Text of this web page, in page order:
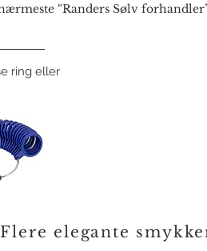
“Randers Sølv
ring eller
Flere elegante